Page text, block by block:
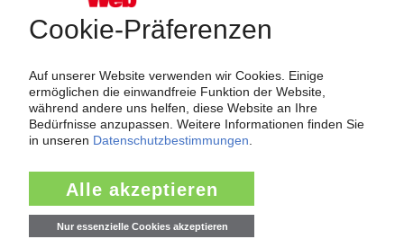
mehr
Thema "Force Majeure"
Force Majeure in der Kunststoffindustrie